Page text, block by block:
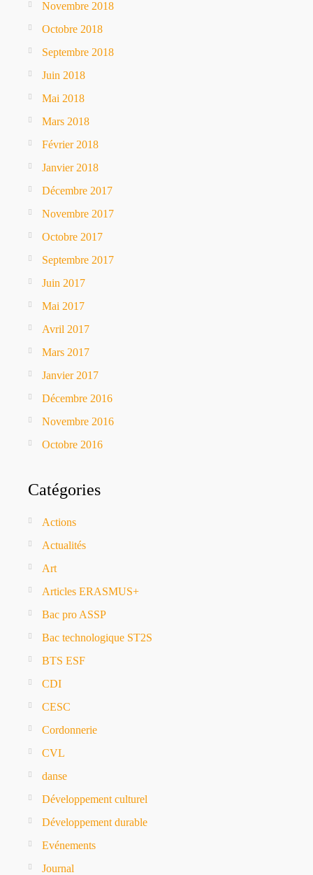
Novembre 2018
Octobre 2018
Septembre 2018
Juin 2018
Mai 2018
Mars 2018
Février 2018
Janvier 2018
Décembre 2017
Novembre 2017
Octobre 2017
Septembre 2017
Juin 2017
Mai 2017
Avril 2017
Mars 2017
Janvier 2017
Décembre 2016
Novembre 2016
Octobre 2016
Catégories
Actions
Actualités
Art
Articles ERASMUS+
Bac pro ASSP
Bac technologique ST2S
BTS ESF
CDI
CESC
Cordonnerie
CVL
danse
Développement culturel
Développement durable
Evénements
Journal